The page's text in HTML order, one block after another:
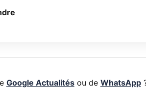
Google Actualitésou de WhatsApp